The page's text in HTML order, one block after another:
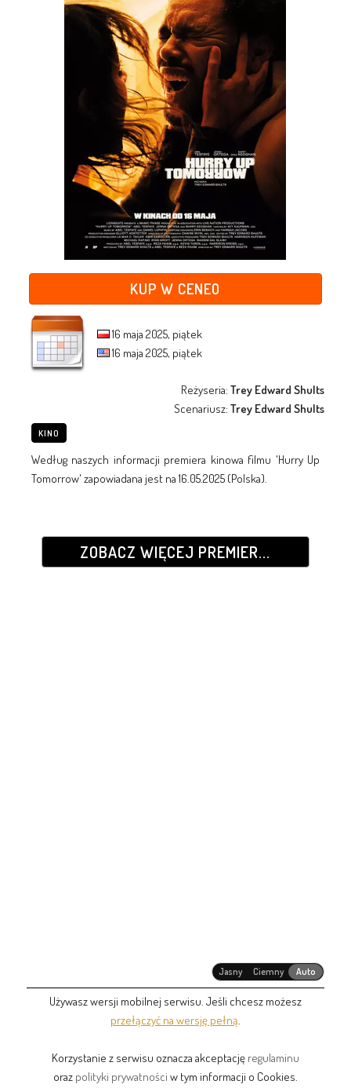
KUP W CENEO
16 maja 2025, piątek
16 maja 2025, piątek
Reżyseria:Trey Edward Shults
Scenariusz:Trey Edward Shults
KINO
Według naszych informacji premiera kinowa filmu 'Hurry Up
Tomorrow' zapowiadana jest na 16.05.2025 (Polska).
ZOBACZ WIĘCEJ PREMIER...
Jasny Ciemny Auto
Używasz wersji mobilnej serwisu. Jeśli chcesz możesz
przełączyć na wersję pełną
Korzystanie z serwisu oznacza akceptację regulaminu
oraz polityki prywatności w tym informacji o Cookies.